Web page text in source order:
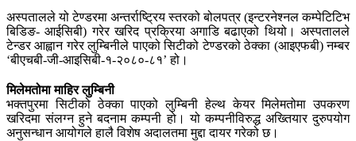
अस्पतालले यो टेण्डरमा अन्तर्राष्ट्रिय स्तरको बोलपत्र (इन्टरनेश्नल कम्पेटिटिभ
बिडिङ- आईसिबी) गरेर खरिद प्रक्रिया अगाडि बढाएको थियो। अस्पतालले
टेन्डर आह्वान गरेर लुम्बिनीले पाएको सिटीको टेण्डरको ठेक्का (आइएफबी) नम्बर
‘बीएचबी-जी-आइसिबी-१-२०८०-८१’ हो।
मिलेमतोमा माहिर लुम्बिनी
भक्तपुरमा सिटीको ठेक्का पाएको लुम्बिनी हेल्थ केयर मिलेमतोमा उपकरण
खरिदमा संलग्न हुने बदनाम कम्पनी हो। यो कम्पनीविरुद्ध अख्तियार दुरुपयोग
अनुसन्धान आयोगले हालै विशेष अदालतमा मुद्दा दायर गरेको छ।